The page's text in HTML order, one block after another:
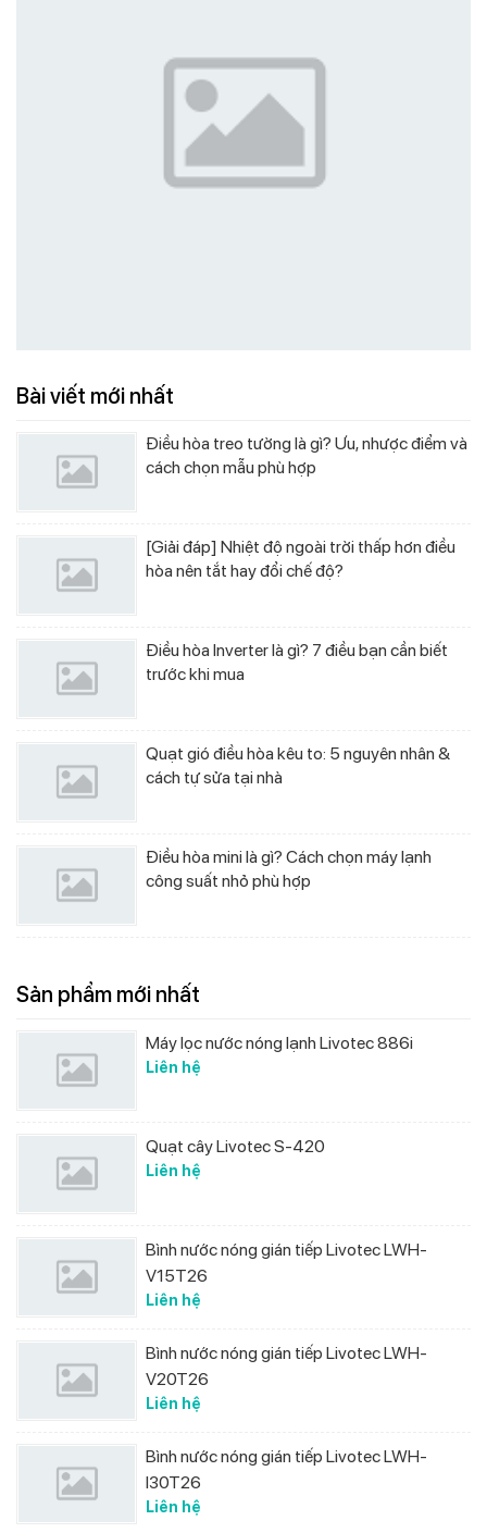
Bài viết mới nhất
Điều hòa treo tường là gì? Ưu, nhược điểm và
cách chọn mẫu phù hợp
[Giải đáp] Nhiệt độ ngoài trời thấp hơn điều
hòa nên tắt hay đổi chế độ?
Điều hòa Inverter là gì? 7 điều bạn cần biết
trước khi mua
Quạt gió điều hòa kêu to: 5 nguyên nhân &
cách tự sửa tại nhà
Điều hòa mini là gì? Cách chọn máy lạnh
công suất nhỏ phù hợp
Sản phẩm mới nhất
Máy lọc nước nóng lạnh Livotec 886i
Liên hệ
Quạt cây Livotec S-420
Liên hệ
Bình nước nóng gián tiếp Livotec LWH-
V15T26
Liên hệ
Bình nước nóng gián tiếp Livotec LWH-
V20T26
Liên hệ
Bình nước nóng gián tiếp Livotec LWH-
I30T26
Liên hệ